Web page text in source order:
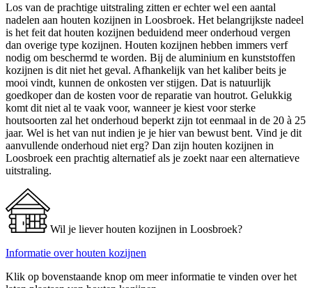
Los van de prachtige uitstraling zitten er echter wel een aantal
nadelen aan houten kozijnen in Loosbroek. Het belangrijkste nadeel
is het feit dat houten kozijnen beduidend meer onderhoud vergen
dan overige type kozijnen. Houten kozijnen hebben immers verf
nodig om beschermd te worden. Bij de aluminium en kunststoffen
kozijnen is dit niet het geval. Afhankelijk van het kaliber beits je
mooi vindt, kunnen de onkosten ver stijgen. Dat is natuurlijk
goedkoper dan de kosten voor de reparatie van houtrot. Gelukkig
komt dit niet al te vaak voor, wanneer je kiest voor sterke
houtsoorten zal het onderhoud beperkt zijn tot eenmaal in de 20 à 25
jaar. Wel is het van nut indien je je hier van bewust bent. Vind je dit
aanvullende onderhoud niet erg? Dan zijn houten kozijnen in
Loosbroek een prachtig alternatief als je zoekt naar een alternatieve
uitstraling.
Wil je liever houten kozijnen in Loosbroek?
Informatie over houten kozijnen
Klik op bovenstaande knop om meer informatie te vinden over het